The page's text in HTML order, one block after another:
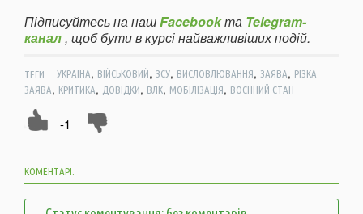
Підписуйтесь на нашFacebookта Telegram-
канал, щоб бути в курсі найважливіших подій.
ТЕГИ: УКРАЇНА, ВІЙСЬКОВИЙ, ЗСУ, ВИСЛОВЛЮВАННЯ, ЗАЯВА, РІЗКА
ЗАЯВА, КРИТИКА, ДОВІДКИ, ВЛК, МОБІЛІЗАЦІЯ, ВОЄННИЙ СТАН
-1
КОМЕНТАРІ: